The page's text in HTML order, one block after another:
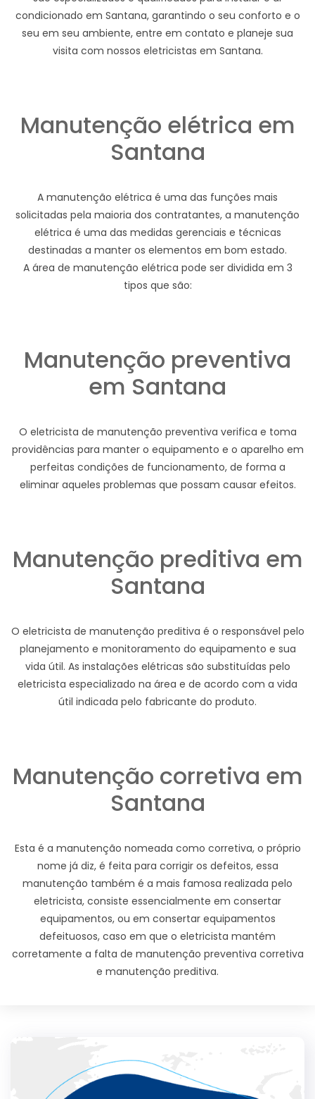
condicionado em Santana, garantindo o seu conforto e o
seu em seu ambiente, entre em contato e planeje sua
visita com nossos eletricistas em Santana.
Manutenção elétrica em
Santana
A manutenção elétrica é uma das funções mais
solicitadas pela maioria dos contratantes, a manutenção
elétrica é uma das medidas gerenciais e técnicas
destinadas a manter os elementos em bom estado.
A área de manutenção elétrica pode ser dividida em 3
tipos que são:
Manutenção preventiva
em Santana
O eletricista de manutenção preventiva verifica e toma
providências para manter o equipamento e o aparelho em
perfeitas condições de funcionamento, de forma a
eliminar aqueles problemas que possam causar efeitos.
Manutenção preditiva em
Santana
O eletricista de manutenção preditiva é o responsável pelo
planejamento e monitoramento do equipamento e sua
vida útil. As instalações elétricas são substituídas pelo
eletricista especializado na área e de acordo com a vida
útil indicada pelo fabricante do produto.
Manutenção corretiva em
Santana
Esta é a manutenção nomeada como corretiva, o próprio
nome já diz, é feita para corrigir os defeitos, essa
manutenção também é a mais famosa realizada pelo
eletricista, consiste essencialmente em consertar
equipamentos, ou em consertar equipamentos
defeituosos, caso em que o eletricista mantém
corretamente a falta de manutenção preventiva corretiva
e manutenção preditiva.